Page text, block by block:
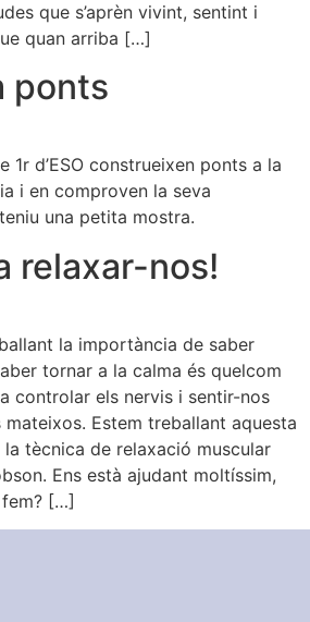
que s’aprèn vivint, sentint i
quan arriba […]
ponts
1r d’ESO construeixen ponts a la
i en comproven la seva
una petita mostra.
relaxar-nos!
la importància de saber
tornar a la calma és quelcom
controlar els nervis i sentir-nos
Estem treballant aquesta
tècnica de relaxació muscular
Ens està ajudant moltíssim,
[…]